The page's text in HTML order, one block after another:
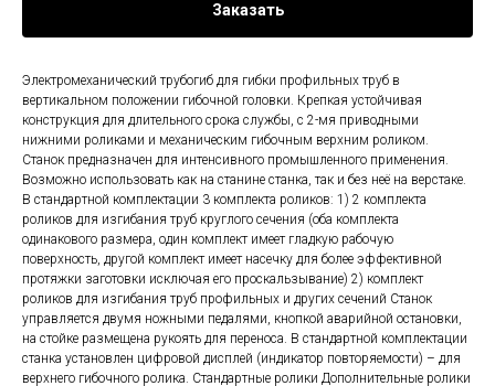
Заказать
Электромеханический трубогиб для гибки профильных труб в
вертикальном положении гибочной головки. Крепкая устойчивая
конструкция для длительного срока службы, с 2-мя приводными
нижними роликами и механическим гибочным верхним роликом.
Станок предназначен для интенсивного промышленного применения.
Возможно использовать как на станине станка, так и без неё на верстаке.
В стандартной комплектации 3 комплекта роликов: 1) 2 комплекта
роликов для изгибания труб круглого сечения (оба комплекта
одинакового размера, один комплект имеет гладкую рабочую
поверхность, другой комплект имеет насечку для более эффективной
протяжки заготовки исключая его проскальзывание) 2) комплект
роликов для изгибания труб профильных и других сечений Станок
управляется двумя ножными педалями, кнопкой аварийной остановки,
на стойке размещена рукоять для переноса. В стандартной комплектации
станка установлен цифровой дисплей (индикатор повторяемости) – для
верхнего гибочного ролика. Стандартные ролики Дополнительные ролики